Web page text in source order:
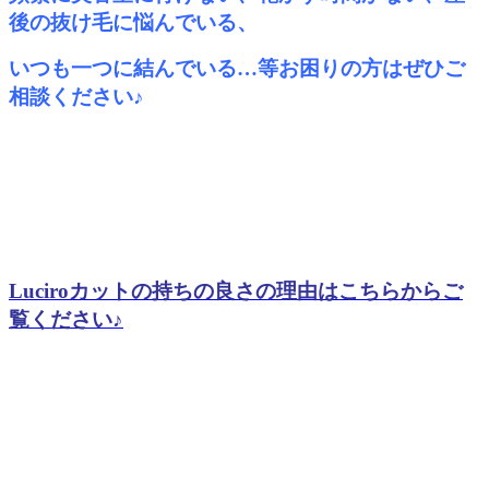
後の抜け毛に悩んでいる、
いつも一つに結んでいる…等お困りの方はぜひご
相談ください♪
Luciroカットの持ちの良さの理由はこちらからご
覧ください♪